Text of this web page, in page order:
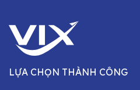
LỰA CHỌN THÀNH CÔNG